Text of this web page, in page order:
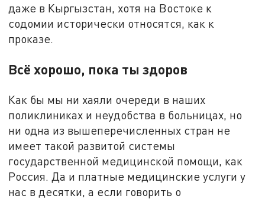
даже в Кыргызстан, хотя на Востоке к
содомии исторически относятся, как к
проказе.
Всё хорошо, пока ты здоров
Как бы мы ни хаяли очереди в наших
поликлиниках и неудобства в больницах, но
ни одна из вышеперечисленных стран не
имеет такой развитой системы
государственной медицинской помощи, как
Россия. Да и платные медицинские услуги у
нас в десятки, а если говорить о